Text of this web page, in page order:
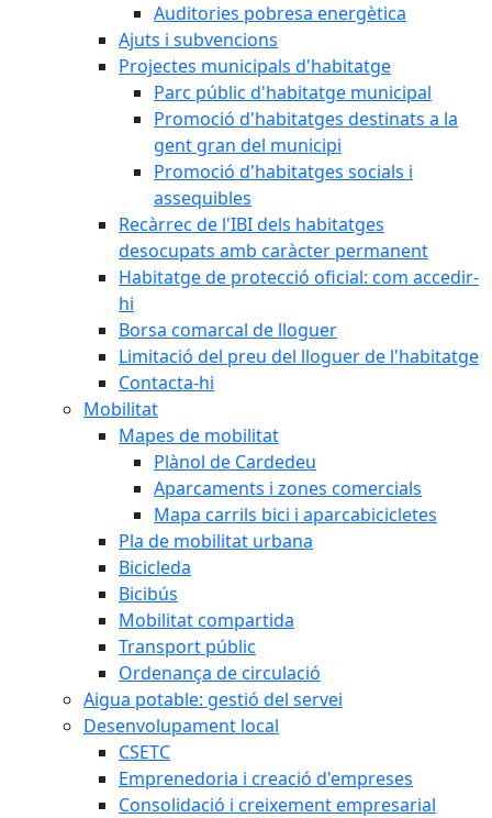
Auditories pobresa energètica
Ajuts i subvencions
Projectes municipals d'habitatge
Parc públic d'habitatge municipal
Promoció d'habitatges destinats a la
gent gran del municipi
Promoció d'habitatges socials i
assequibles
Recàrrec de l'IBI dels habitatges
desocupats amb caràcter permanent
Habitatge de protecció oficial: com accedir-
hi
Borsa comarcal de lloguer
Limitació del preu del lloguer de l'habitatge
Contacta-hi
Mobilitat
Mapes de mobilitat
Plànol de Cardedeu
Aparcaments i zones comercials
Mapa carrils bici i aparcabicicletes
Pla de mobilitat urbana
Bicicleda
Bicibús
Mobilitat compartida
Transport públic
Ordenança de circulació
Aigua potable: gestió del servei
Desenvolupament local
CSETC
Emprenedoria i creació d'empreses
Consolidació i creixement empresarial